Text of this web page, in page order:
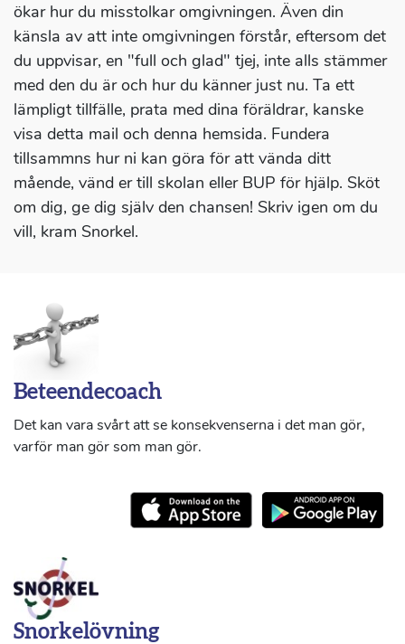
ökar hur du misstolkar omgivningen. Även din
känsla av att inte omgivningen förstår, eftersom det
du uppvisar, en "full och glad" tjej, inte alls stämmer
med den du är och hur du känner just nu. Ta ett
lämpligt tillfälle, prata med dina föräldrar, kanske
visa detta mail och denna hemsida. Fundera
tillsammns hur ni kan göra för att vända ditt
mående, vänd er till skolan eller BUP för hjälp. Sköt
om dig, ge dig själv den chansen! Skriv igen om du
vill, kram Snorkel.
Beteendecoach
Det kan vara svårt att se konsekvenserna i det man gör,
varför man gör som man gör.
Snorkelövning